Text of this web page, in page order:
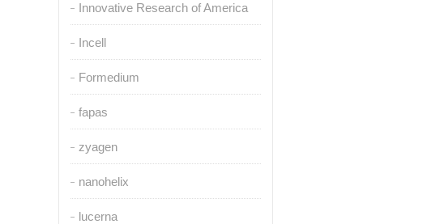
Innovative Research of America
Incell
Formedium
fapas
zyagen
nanohelix
lucerna